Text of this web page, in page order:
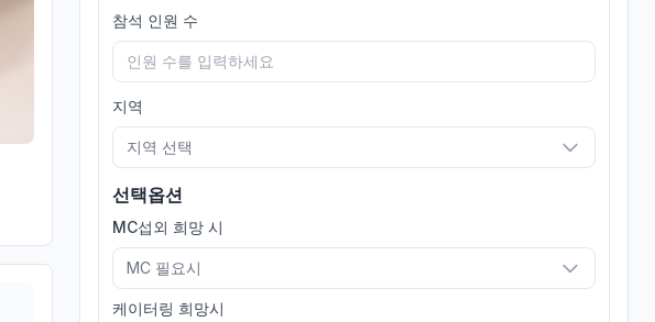
참석 인원 수
지역
지역 선택
선택옵션
MC섭외 희망 시
MC 필요시
케이터링 희망시